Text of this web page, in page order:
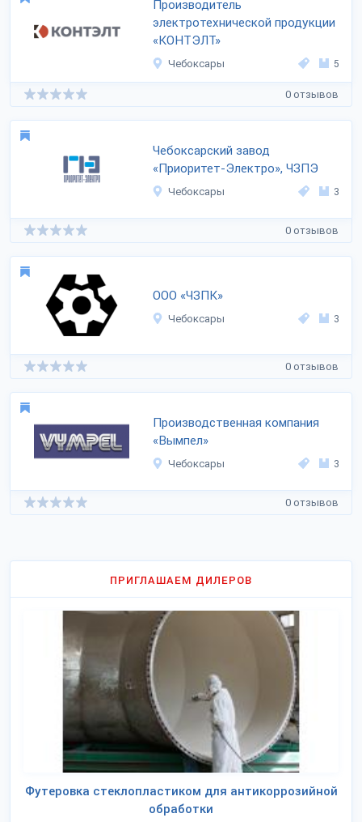
Производитель
электротехнической продукции
«КОНТЭЛТ»
Чебоксары 5
0 отзывов
Чебоксарский завод
«Приоритет-Электро», ЧЗПЭ
Чебоксары 3
0 отзывов
ООО «ЧЗПК»
Чебоксары 3
0 отзывов
Производственная компания
«Вымпел»
Чебоксары 3
0 отзывов
ПРИГЛАШАЕМ ДИЛЕРОВ
Футеровка стеклопластиком для антикоррозийной
обработки